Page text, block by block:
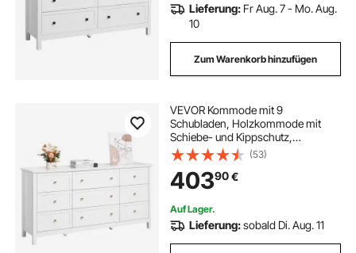
Lieferung: Fr Aug. 7 - Mo. Aug.
10
Zum Warenkorb hinzufügen
VEVOR Kommode mit 9
Schubladen, Holzkommode mit
Schiebe- und Kippschutz,
minimalistischer Retro-
Schubladenschrank TV-Ständer,
Organizer für Wohnzimmer
Schlafzimmer Eingangsbereich
(weiß)
(53)
40390€
Auf Lager.
Lieferung:sobald Di. Aug. 11